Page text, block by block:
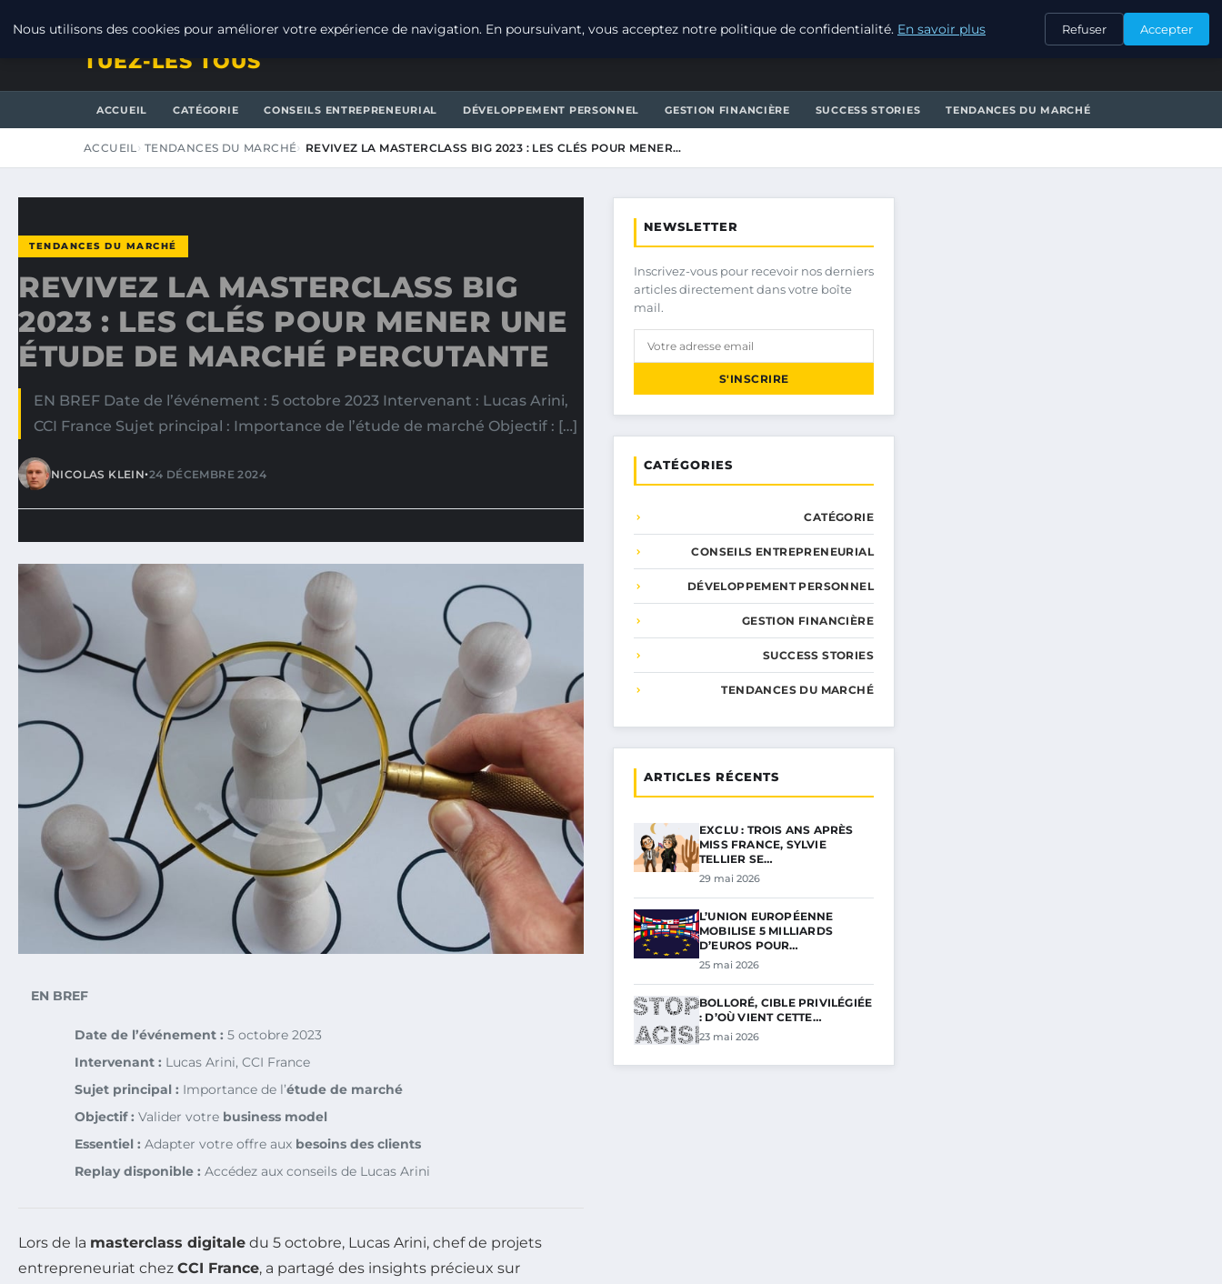
CONTACT
TUEZ-LES TOUS
ACCUEIL CATÉGORIE CONSEILS ENTREPRENEURIAL DÉVELOPPEMENT PERSONNEL GESTION FINANCIÈRE SUCCESS STORIES TENDANCES DU MARCHÉ
ACCUEIL TENDANCES DU MARCHÉ REVIVEZ LA MASTERCLASS BIG 2023 : LES CLÉS POUR MENER…
TENDANCES DU MARCHÉ
REVIVEZ LA MASTERCLASS BIG
2023 : LES CLÉS POUR MENER UNE
ÉTUDE DE MARCHÉ PERCUTANTE
EN BREF Date de l’événement : 5 octobre 2023 Intervenant : Lucas Arini,
CCI France Sujet principal : Importance de l’étude de marché Objectif : […]
NICOLAS KLEIN•24 DÉCEMBRE 2024
EN BREF
Date de l’événement : 5 octobre 2023
Intervenant : Lucas Arini, CCI France
Sujet principal : Importance de l’étude de marché
Objectif : Valider votre business model
Essentiel : Adapter votre offre aux besoins des clients
Replay disponible : Accédez aux conseils de Lucas Arini
Lors de la masterclass digitale du 5 octobre, Lucas Arini, chef de projets
entrepreneuriat chez CCI France, a partagé des insights précieux sur
NEWSLETTER
Inscrivez-vous pour recevoir nos derniers
articles directement dans votre boîte
mail.
S'INSCRIRE
CATÉGORIES
CATÉGORIE
CONSEILS ENTREPRENEURIAL
DÉVELOPPEMENT PERSONNEL
GESTION FINANCIÈRE
SUCCESS STORIES
TENDANCES DU MARCHÉ
ARTICLES RÉCENTS
EXCLU : TROIS ANS APRÈS
MISS FRANCE, SYLVIE
TELLIER SE…
29 mai 2026
L’UNION EUROPÉENNE
MOBILISE 5 MILLIARDS
D’EUROS POUR…
25 mai 2026
BOLLORÉ, CIBLE PRIVILÉGIÉE
: D’OÙ VIENT CETTE…
23 mai 2026
Nous utilisons des cookies pour améliorer votre expérience de navigation. En poursuivant, vous acceptez notre politique de confidentialité. En savoir plus Refuser Accepter